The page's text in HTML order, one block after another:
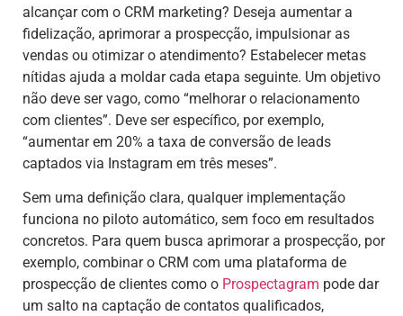
alcançar com o CRM marketing? Deseja aumentar a
fidelização, aprimorar a prospecção, impulsionar as
vendas ou otimizar o atendimento? Estabelecer metas
nítidas ajuda a moldar cada etapa seguinte. Um objetivo
não deve ser vago, como “melhorar o relacionamento
com clientes”. Deve ser específico, por exemplo,
“aumentar em 20% a taxa de conversão de leads
captados via Instagram em três meses”.
Sem uma definição clara, qualquer implementação
funciona no piloto automático, sem foco em resultados
concretos. Para quem busca aprimorar a prospecção, por
exemplo, combinar o CRM com uma plataforma de
prospecção de clientes como o Prospectagram pode dar
um salto na captação de contatos qualificados,